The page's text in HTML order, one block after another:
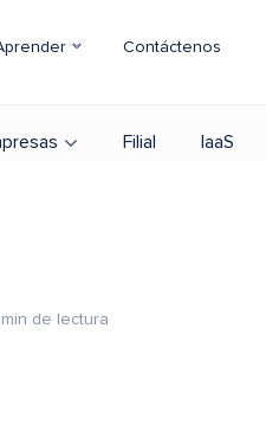
Contáctenos
Filial IaaS
min de lectura